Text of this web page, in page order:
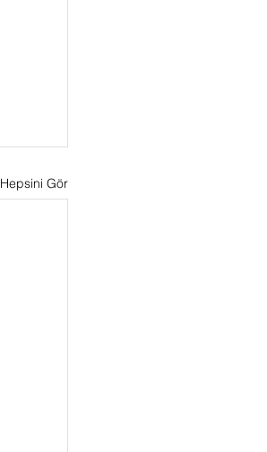
Hepsini Gör